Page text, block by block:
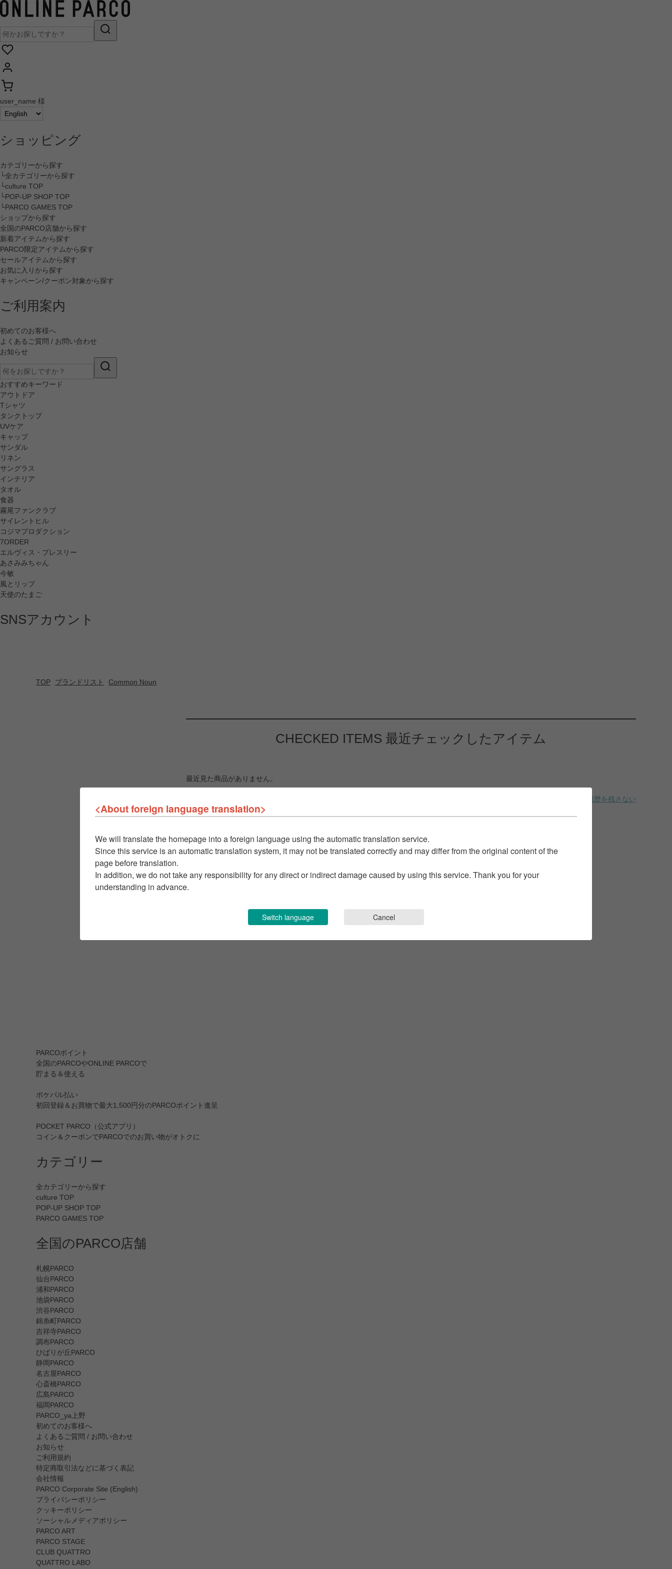
user_name 様
ショッピング
カテゴリーから探す
└全カテゴリーから探す
└culture TOP
└POP-UP SHOP TOP
└PARCO GAMES TOP
ショップから探す
全国のPARCO店舗から探す
新着アイテムから探す
PARCO限定アイテムから探す
セールアイテムから探す
お気に入りから探す
キャンペーン/クーポン対象から探す
ご利用案内
初めてのお客様へ
よくあるご質問 / お問い合わせ
お知らせ
おすすめキーワード
アウトドア
Tシャツ
タンクトップ
UVケア
キャップ
サンダル
リネン
サングラス
インテリア
タオル
食器
霧尾ファンクラブ
サイレントヒル
コジマプロダクション
7ORDER
エルヴィス・プレスリー
あさみみちゃん
今敏
風とリップ
天使のたまご
SNSアカウント
TOP ブランドリスト Common Noun
CHECKED ITEMS 最近チェックしたアイテム
最近見た商品がありません。
履歴を残さない
PARCOポイント
全国のPARCOやONLINE PARCOで
貯まる＆使える
ポケパル払い
初回登録＆お買物で最大1,500円分のPARCOポイント進呈
POCKET PARCO（公式アプリ）
コイン＆クーポンでPARCOでのお買い物がオトクに
カテゴリー
全カテゴリーから探す
culture TOP
POP-UP SHOP TOP
PARCO GAMES TOP
全国のPARCO店舗
札幌PARCO
仙台PARCO
浦和PARCO
池袋PARCO
渋谷PARCO
錦糸町PARCO
吉祥寺PARCO
調布PARCO
ひばりが丘PARCO
静岡PARCO
名古屋PARCO
心斎橋PARCO
広島PARCO
福岡PARCO
PARCO_ya上野
初めてのお客様へ
よくあるご質問 / お問い合わせ
お知らせ
ご利用規約
特定商取引法などに基づく表記
会社情報
PARCO Corporate Site (English)
プライバシーポリシー
クッキーポリシー
ソーシャルメディアポリシー
PARCO ART
PARCO STAGE
CLUB QUATTRO
QUATTRO LABO
<About foreign language translation>
We will translate the homepage into a foreign language using the automatic translation service.
Since this service is an automatic translation system, it may not be translated correctly and may differ from the original content of the
page before translation.
In addition, we do not take any responsibility for any direct or indirect damage caused by using this service. Thank you for your
understanding in advance.
Switch language Cancel